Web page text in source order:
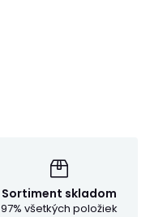
Sortiment skladom
97% všetkých položiek